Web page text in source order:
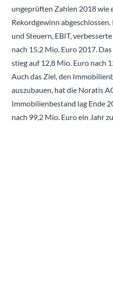
ungeprüften Zahlen 2018 wie
Rekordgewinn
und Steuern, EBIT,
nach 15,2 Mio. Euro 2017.
stieg auf 12,8 Mio. Euro nach
Auch das Ziel, den
auszubauen, hat die Noratis
Immobilienbestand lag Ende
nach 99,2 Mio. Euro ein Jahr